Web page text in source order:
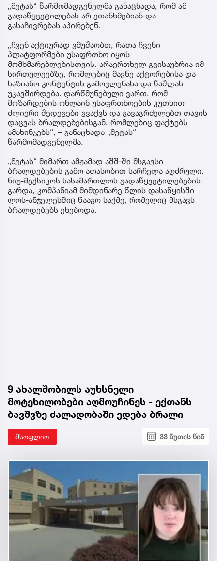
„მეტას“ წარმომადგენელმა განაცხადა, რომ ამ
გადაწყვეტილებას არ ეთანხმებიან და
გასაჩივრებას აპირებენ.
„ჩვენ აქტიურად ვმუშაობთ, რათა ჩვენი
პლატფორმები უსაფრთხო იყოს
მომხმარებლებისთვის. არაერთხელ გვისაუბრია იმ
სირთულეებზე, რომლებიც მავნე აქტორებისა და
საზიანო კონტენტის გამოვლენასა და წაშლას
უკავშირდება. დარწმუნებული ვართ, რომ
მოზარდების ონლაინ უსაფრთხოების კუთხით
ძლიერი შედეგები გვაქვს და გავაგრძელებთ თავის
დაცვას ბრალდებებისგან, რომლებიც ფაქტებს
ამახინჯებს“, – განაცხადა „მეტას“
წარმომადგენელმა.
„მეტას“ მიმართ ამჟამად აშშ-ში მსგავსი
ბრალდებების გამო ათასობით სარჩელა აღძრული.
ნიუ-მექსიკოს სასამართლოს გადაწყვეტილებების
გარდა, კომპანიამ მიმდინარე წლის დასაწყისში
ლოს-ანჯელესშიც წააგო საქმე, რომელიც მსგავს
ბრალდებებს ეხებოდა.
9 ახალშობილს აუხსნელი
მოტეხილობები აღმოუჩინეს - ექთანს
ბავშვზე ძალადობაში ედება ბრალი
მსოფლიო 33 წუთის წინ